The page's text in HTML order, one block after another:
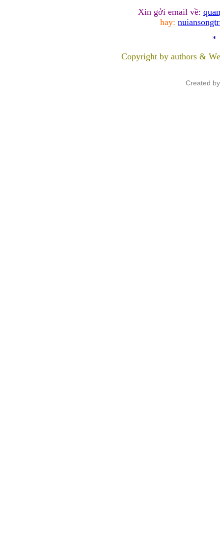
Xin gởi email về:
hay:
*
Copyright by authors &
Created